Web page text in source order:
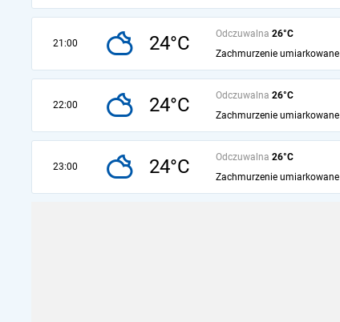
21:00 24°C Odczuwalna 26°C
Zachmurzenie umiarkowane
22:00 24°C Odczuwalna 26°C
Zachmurzenie umiarkowane
23:00 24°C Odczuwalna 26°C
Zachmurzenie umiarkowane